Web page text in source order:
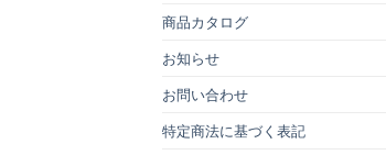
商品カタログ
お知らせ
お問い合わせ
特定商法に基づく表記